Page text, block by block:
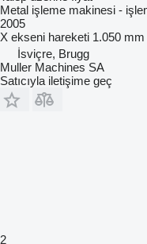
Metal işleme makinesi -
2005
X ekseni hareketi 1.050 mm
İsviçre, Brugg
Muller Machines SA
Satıcıyla iletişime geç
2